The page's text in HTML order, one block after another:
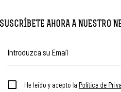
SUSCRÍBETE AHORA A NUESTRO
He leído y acepto la Política de